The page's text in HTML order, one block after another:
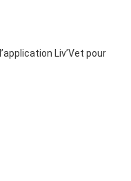
Liv’Vet pour